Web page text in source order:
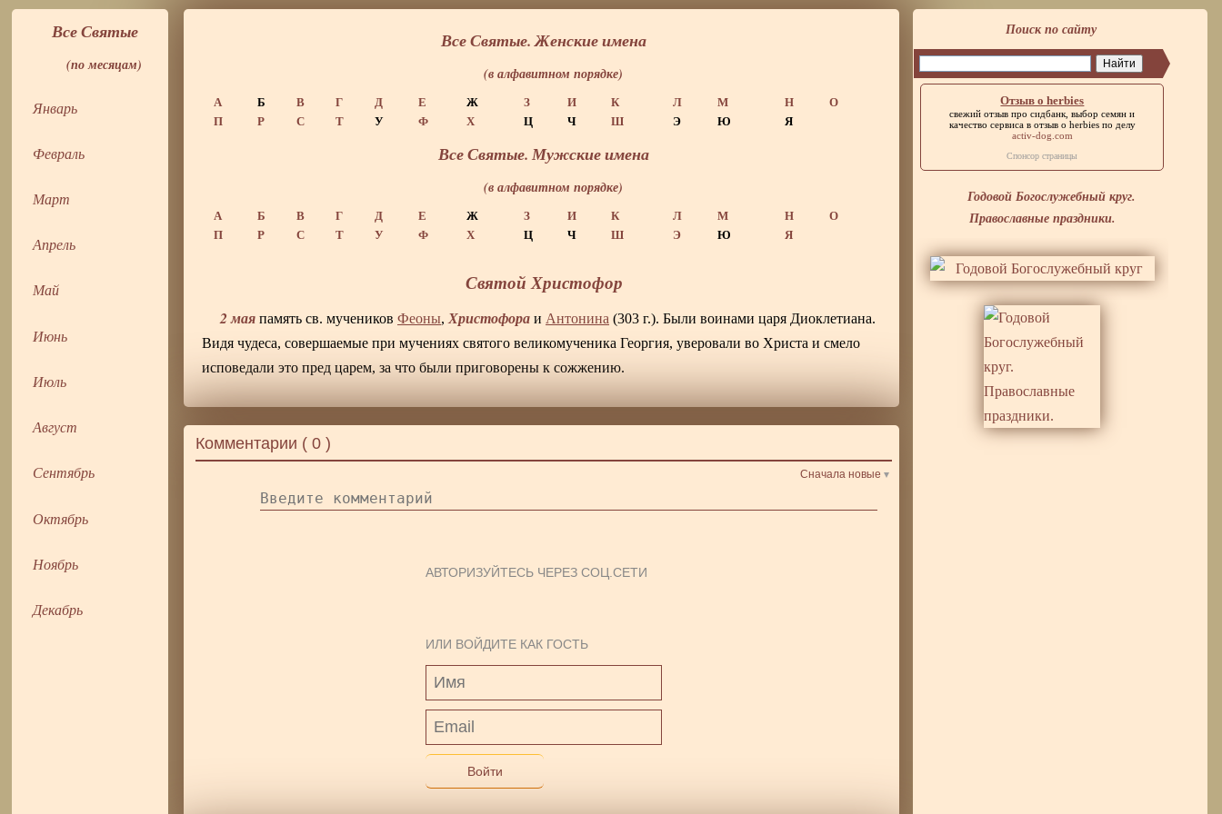
Все Святые
(по месяцам)
Январь
Февраль
Март
Апрель
Май
Июнь
Июль
Август
Сентябрь
Октябрь
Ноябрь
Декабрь
Все Святые. Женские имена
(в алфавитном порядке)
А Б В Г Д Е Ж З И К Л М Н
О
П
Р С Т У Ф Х Ц Ч Ш Э Ю Я
Все Святые. Мужские имена
(в алфавитном порядке)
А Б В Г Д Е Ж З И К Л М Н
О
П
Р С Т У Ф Х Ц Ч Ш Э Ю Я
Святой Христофор
2 мая память св. мучениковФеоны, Христофора и Антонина (303 г.). Были воинами царя Диоклетиана.
Видя чудеса, совершаемые при мучениях святого великомученика Георгия, уверовали во Христа и смело
исповедали это пред царем, за что были приговорены к сожжению.
Поиск по сайту
Отзыв о herbies
свежий отзыв про сидбанк, выбор семян и
качество сервиса в отзыв о herbiesпо делу
activ-dog.com
Спонсор страницы
Годовой Богослужебный круг.
Православные праздники.
Комментарии (0 )
Сначала новые
АВТОРИЗУЙТЕСЬ ЧЕРЕЗ СОЦ.СЕТИ
ИЛИ ВОЙДИТЕ КАК ГОСТЬ
Войти